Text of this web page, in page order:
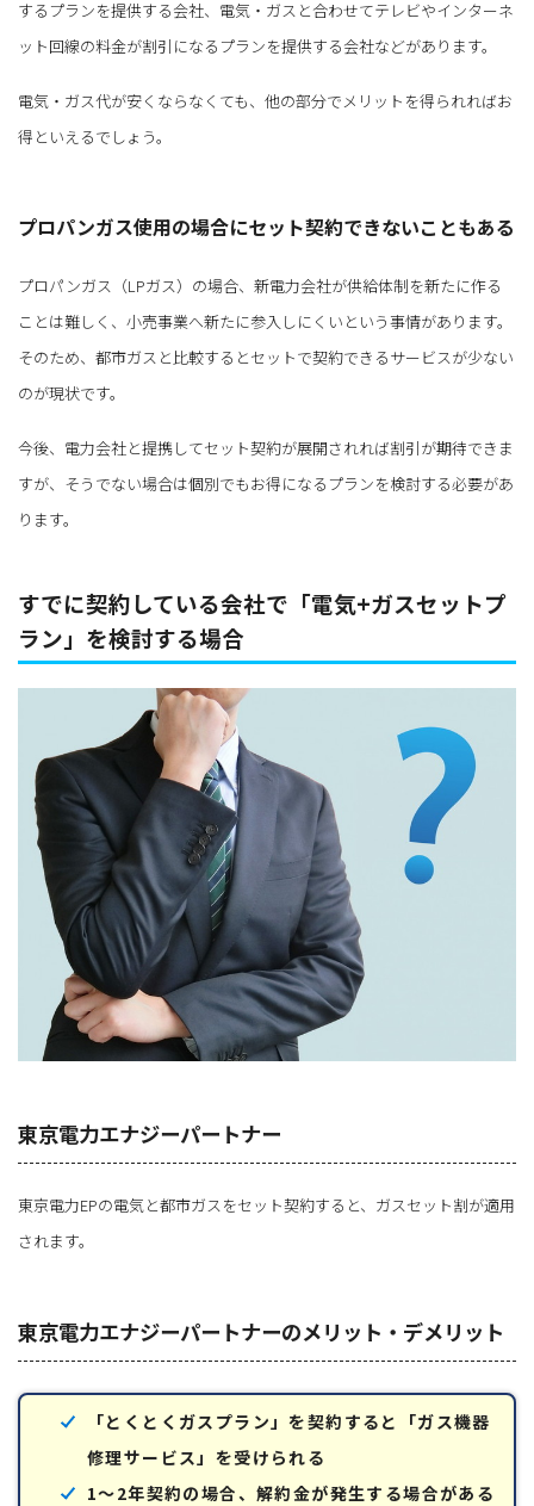
するプランを提供する会社、電気・ガスと合わせてテレビやインターネ
ット回線の料金が割引になるプランを提供する会社などがあります。
電気・ガス代が安くならなくても、他の部分でメリットを得られればお
得といえるでしょう。
プロパンガス使用の場合にセット契約できないこともある
プロパンガス（LPガス）の場合、新電力会社が供給体制を新たに作る
ことは難しく、小売事業へ新たに参入しにくいという事情があります。
そのため、都市ガスと比較するとセットで契約できるサービスが少ない
のが現状です。
今後、電力会社と提携してセット契約が展開されれば割引が期待できま
すが、そうでない場合は個別でもお得になるプランを検討する必要があ
ります。
すでに契約している会社で「電気+ガスセットプ
ラン」を検討する場合
東京電力エナジーパートナー
東京電力EPの電気と都市ガスをセット契約すると、ガスセット割が適用
されます。
東京電力エナジーパートナーのメリット・デメリット
「とくとくガスプラン」を契約すると「ガス機器
修理サービス」を受けられる
1～2年契約の場合、解約金が発生する場合がある